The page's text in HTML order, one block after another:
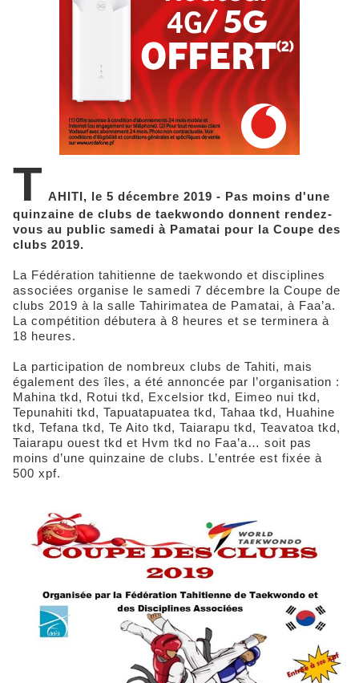
T AHITI, le 5 décembre 2019 - Pas moins d'une
quinzaine de clubs de taekwondo donnent rendez-
vous au public samedi à Pamatai pour la Coupe des
clubs 2019.
La Fédération tahitienne de taekwondo et disciplines
associées organise le samedi 7 décembre la Coupe de
clubs 2019 à la salle Tahirimatea de Pamatai, à Faa’a.
La compétition débutera à 8 heures et se terminera à
18 heures.
La participation de nombreux clubs de Tahiti, mais
également des îles, a été annoncée par l’organisation :
Mahina tkd, Rotui tkd, Excelsior tkd, Eimeo nui tkd,
Tepunahiti tkd, Tapuatapuatea tkd, Tahaa tkd, Huahine
tkd, Tefana tkd, Te Aito tkd, Taiarapu tkd, Teavatoa tkd,
Taiarapu ouest tkd et Hvm tkd no Faa’a… soit pas
moins d’une quinzaine de clubs. L’entrée est fixée à
500 xpf.